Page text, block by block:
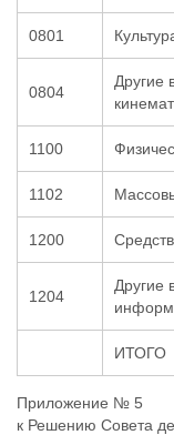
0801
0804
Другие
1100
1102
1200
1204
Другие
ИТОГО
Приложение № 5
к Решению Совета